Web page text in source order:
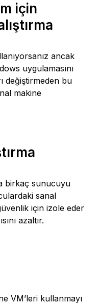
için
ancak
uygulamasını
değiştirmeden bu
makine
birkaç sunucuyu
sanal
için izole eder
azaltır.
VM’leri kullanmayı